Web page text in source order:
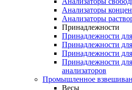
Анализаторы
Анализаторы
Принадлежности
Принадлежности
Принадлежности
Принадлежности
Принадлежности
анализаторов
Промышленное
Весы